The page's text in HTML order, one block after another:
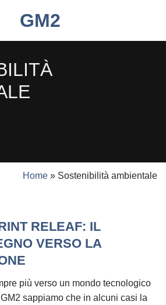
Home » Sostenibilità ambientale
RELEAF: IL
VERSO LA
più verso un mondo tecnologico
sappiamo che in alcuni casi la